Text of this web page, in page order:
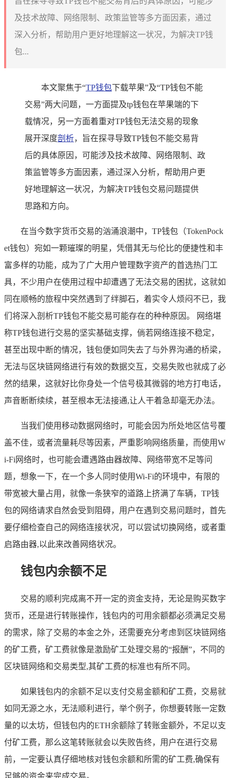
及技术故障、网络限制、政策监管等多方面因素，通过
深入分析，帮助用户更好地理解这一状况，为解决TP钱
包...
本文聚焦于“TP钱包下载苹果”及“TP钱包不能
交易”两大问题，一方面提及tp钱包在苹果端的下
载情况，另一方面着重对TP钱包无法交易的现象
展开深度剖析，旨在探寻导致TP钱包不能交易背
后的具体原因，可能涉及技术故障、网络限制、政
策监管等多方面因素，通过深入分析，帮助用户更
好地理解这一状况，为解决TP钱包交易问题提供
思路和方向。
在当今数字货币交易的汹涌浪潮中，TP钱包（TokenPock
et钱包）宛如一颗璀璨的明星，凭借其无与伦比的便捷性和丰
富多样的功能，成为了广大用户管理数字资产的首选热门工
具，不少用户在使用过程中却遭遇了无法交易的困扰，这就如
同在顺畅的旅程中突然遇到了绊脚石，着实令人烦闷不已，我
们将深入剖析TP钱包不能交易可能存在的种种原因。 网络堪
称TP钱包进行交易的坚实基础支撑，倘若网络连接不稳定，
甚至出现中断的情况，钱包便如同失去了与外界沟通的桥梁，
无法与区块链网络进行有效的数据交互，交易失败也就成了必
然的结果，这就好比你身处一个信号极其微弱的地方打电话，
声音断断续续，甚至根本无法接通,让人干着急却毫无办法。
当我们使用移动数据网络时，可能会因为所处地区信号覆
盖不佳，或者流量耗尽等因素，严重影响网络质量，而使用W
i-Fi网络时，也可能会遭遇路由器故障、网络带宽不足等问
题，想象一下，在一个多人同时使用Wi-Fi的环境中，有限的
带宽被大量占用，就像一条狭窄的道路上挤满了车辆，TP钱
包的网络请求自然会受到阻碍，用户在遇到交易问题时，首先
要仔细检查自己的网络连接状况，可以尝试切换网络，或者重
启路由器,以此来改善网络状况。
钱包内余额不足
交易的顺利完成离不开一定的资金支持，无论是购买数字
货币，还是进行转账操作，钱包内的可用余额都必须满足交易
的需求，除了交易的本金之外，还需要充分考虑到区块链网络
的矿工费，矿工费就像是激励矿工处理交易的“报酬”，不同的
区块链网络和交易类型,其矿工费的标准也有所不同。
如果钱包内的余额不足以支付交易金额和矿工费，交易就
如同无源之水，无法顺利进行，举个例子，你想要转账一定数
量的以太坊，但钱包内的ETH余额除了转账金额外，不足以支
付矿工费，那么这笔转账就会以失败告终，用户在进行交易
前，一定要认真仔细地核对钱包余额和所需的矿工费,确保有
足够的资金来完成交易。